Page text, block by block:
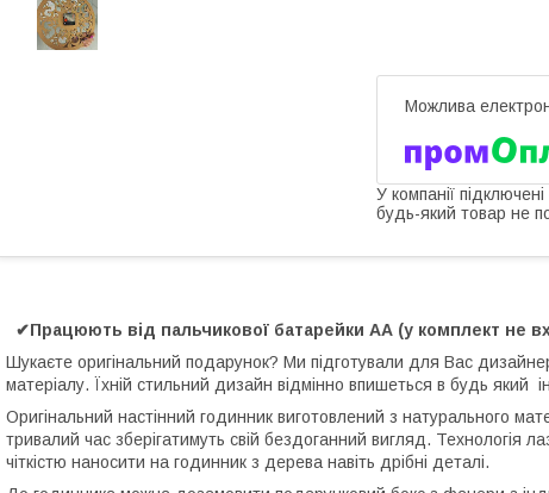
У компанії
будь-який товар не
✔Працюють від пальчикової батарейки АА (у комплект не
Шукаєте оригінальний подарунок? Ми підготували для Вас
матеріалу. Їхній стильний дизайн відмінно впишеться в будь який
Оригінальний настінний годинник виготовлений з натурального
тривалий час зберігатимуть свій бездоганний вигляд. Технологія
чіткістю наносити на годинник з дерева навіть дрібні деталі.